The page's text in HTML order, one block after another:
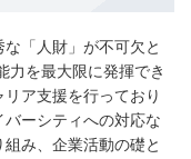
「人財」が不可欠と
力を最大限に発揮でき
ア支援を行っており
ーシティへの対応な
み、企業活動の礎と